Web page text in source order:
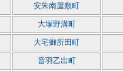
安朱南屋敷町
大塚野溝町
大宅御所田町
音羽乙出町